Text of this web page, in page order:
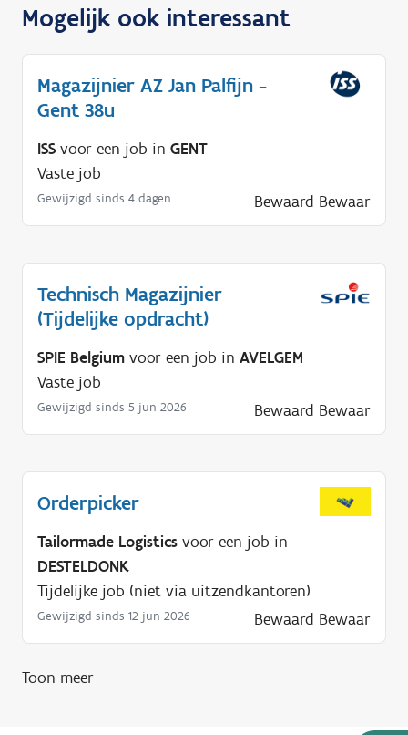
Mogelijk ook interessant
Magazijnier AZ Jan Palfijn -
Gent 38u
ISS voor een job in GENT
Vaste job
Gewijzigd sinds 4 dagen Bewaard Bewaar
Technisch Magazijnier
(Tijdelijke opdracht)
SPIE Belgium voor een job in AVELGEM
Vaste job
Gewijzigd sinds 5 jun 2026 Bewaard Bewaar
Orderpicker
Tailormade Logistics voor een job in
DESTELDONK
Tijdelijke job (niet via uitzendkantoren)
Gewijzigd sinds 12 jun 2026 Bewaard Bewaar
Toon meer